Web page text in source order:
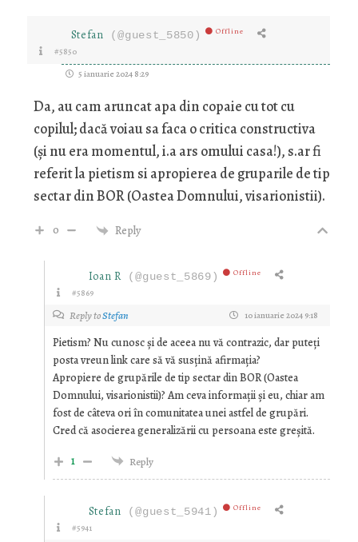
Stefan (@guest_5850) Offline
#5850
5 ianuarie 2024 8:29
Da, au cam aruncat apa din copaie cu tot cu
copilul; dacă voiau sa faca o critica constructiva
(și nu era momentul, i.a ars omului casa!), s.ar fi
referit la pietism si apropierea de gruparile de tip
sectar din BOR (Oastea Domnului, visarionistii).
0 Reply
Ioan R(@guest_5869) Offline
#5869
Reply toStefan 10 ianuarie 2024 9:18
Pietism? Nu cunosc și de aceea nu vă contrazic, dar puteți
posta vreun link care să vă susțină afirmația?
Apropiere de grupările de tip sectar din BOR(Oastea
Domnului, visarionistii)? Am ceva informații și eu, chiar am
fost de câteva ori în comunitatea unei astfel de grupări.
Cred că asocierea generalizării cu persoana este greșită.
1
Reply
Stefan (@guest_5941) Offline
#5941